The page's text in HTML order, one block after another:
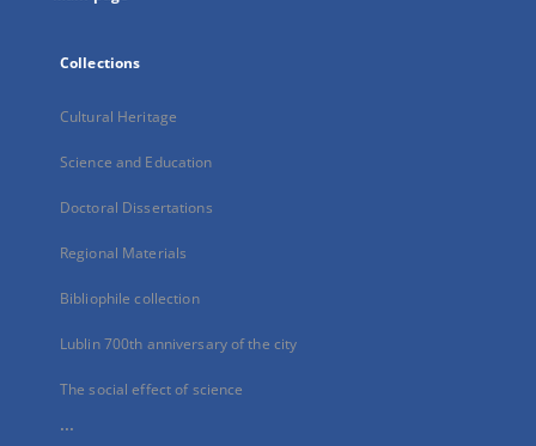
Collections
Cultural Heritage
Science and Education
Doctoral Dissertations
Regional Materials
Bibliophile collection
Lublin 700th anniversary of the city
The social effect of science
...